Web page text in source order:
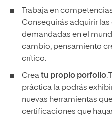
Trabaja en
Conseguirás adquirir
demandadas en el
cambio, pensamiento
crítico.
Creatu propio porfolio.
práctica la podrás
nuevas herramientas
certificaciones que